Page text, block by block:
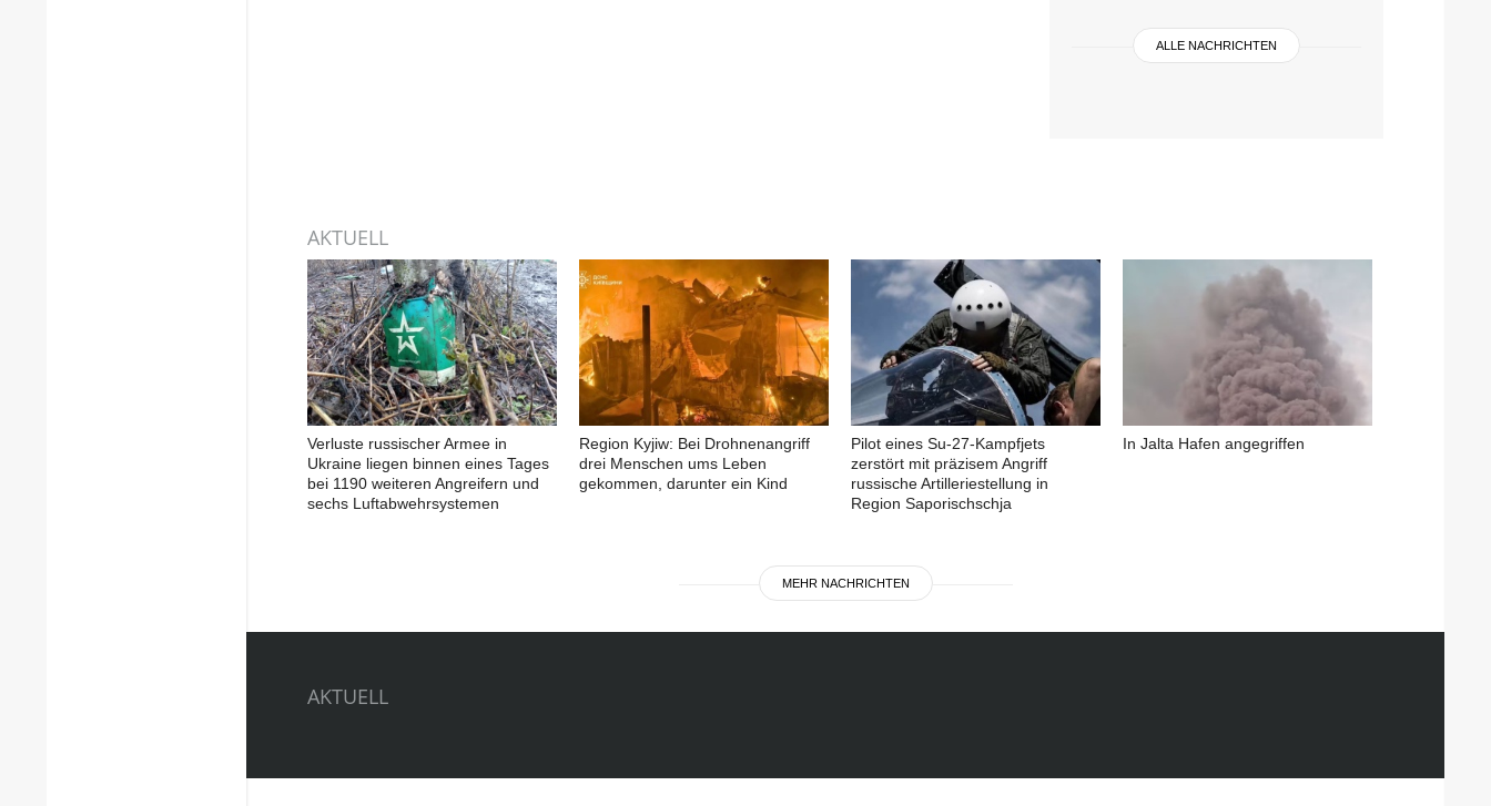
ALLE NACHRICHTEN
AKTUELL
Verluste russischer Armee in
Ukraine liegen binnen eines Tages
bei 1190 weiteren Angreifern und
sechs Luftabwehrsystemen
Region Kyjiw: Bei Drohnenangriff
drei Menschen ums Leben
gekommen, darunter ein Kind
Pilot eines Su-27-Kampfjets
zerstört mit präzisem Angriff
russische Artilleriestellung in
Region Saporischschja
In Jalta Hafen angegriffen
MEHR NACHRICHTEN
AKTUELL